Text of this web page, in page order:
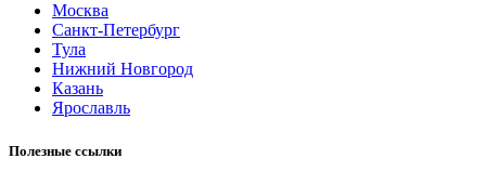
Москва
Санкт-Петербург
Тула
Нижний Новгород
Казань
Ярославль
Полезные ссылки